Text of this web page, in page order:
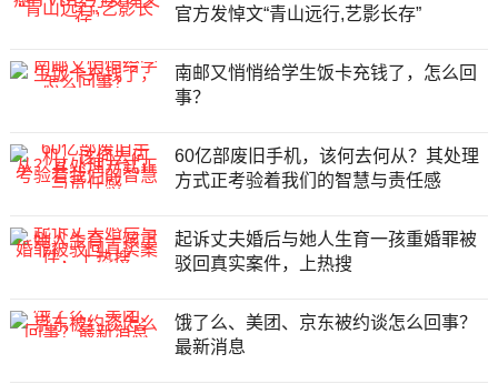
官方发悼文“青山远行,艺影长存”
南邮又悄悄给学生饭卡充钱了，怎么回
事？
60亿部废旧手机，该何去何从？其处理
方式正考验着我们的智慧与责任感
起诉丈夫婚后与她人生育一孩重婚罪被
驳回真实案件，上热搜
饿了么、美团、京东被约谈怎么回事？
最新消息